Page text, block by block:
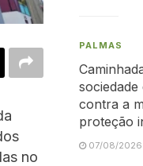
no
PALMAS
contra a
proteção
07/08/2026